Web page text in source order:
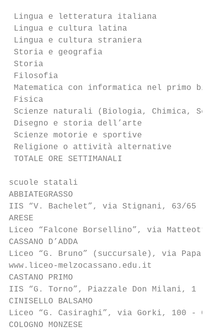
Lingua e letteratura italiana
Lingua e cultura latina
Lingua e cultura straniera
Storia e geografia
Storia
Filosofia
Matematica con informatica nel
Fisica
Scienze naturali (Biologia,
Disegno e storia dell’arte
Scienze motorie e sportive
Religione o attività alternative
TOTALE ORE SETTIMANALI
scuole statali
ABBIATEGRASSO
IIS “V. Bachelet”, via Stignani, 63/65 -
ARESE
Liceo “Falcone Borsellino”, via Matteotti,
CASSANO D’ADDA
Liceo “G. Bruno” (succursale), via Papa
www.liceo-melzocassano.edu.it
CASTANO PRIMO
IIS “G. Torno”, Piazzale Don Milani, 1 -
CINISELLO BALSAMO
Liceo “G. Casiraghi”, via Gorki, 100 -
COLOGNO MONZESE